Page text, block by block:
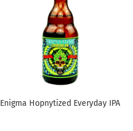
Enigma Hopnytized Everyday IPA